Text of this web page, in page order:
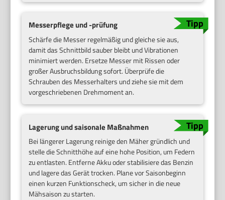
Messerpflege und -prüfung
Schärfe die Messer regelmäßig und gleiche sie aus,
damit das Schnittbild sauber bleibt und Vibrationen
minimiert werden. Ersetze Messer mit Rissen oder
großer Ausbruchsbildung sofort. Überprüfe die
Schrauben des Messerhalters und ziehe sie mit dem
vorgeschriebenen Drehmoment an.
Lagerung und saisonale Maßnahmen
Bei längerer Lagerung reinige den Mäher gründlich und
stelle die Schnitthöhe auf eine hohe Position, um Federn
zu entlasten. Entferne Akku oder stabilisiere das Benzin
und lagere das Gerät trocken. Plane vor Saisonbeginn
einen kurzen Funktionscheck, um sicher in die neue
Mähsaison zu starten.